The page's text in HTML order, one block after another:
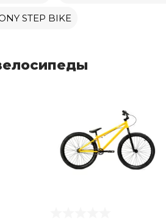
STEP BIKE